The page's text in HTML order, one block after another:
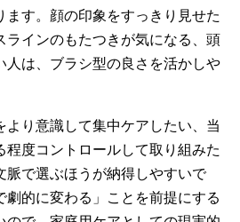
ます。顔の印象をすっきり見せた
ラインのもたつきが気になる、頭
人は、ブラシ型の良さを活かしや
より意識して集中ケアしたい、当
程度コントロールして取り組みた
脈で選ぶほうが納得しやすいで
劇的に変わる」ことを前提にする